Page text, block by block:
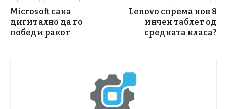
Microsoft сака
дигитално да го
победи ракот
Lenovo спрема нов 8
инчен таблет од
средната класа?